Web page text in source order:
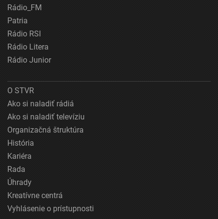
Rádio_FM
Patria
Rádio RSI
Rádio Litera
Rádio Junior
O STVR
Ako si naladiť rádiá
Ako si naladiť televíziu
Organizačná štruktúra
História
Kariéra
Rada
Úhrady
Kreatívne centrá
Vyhlásenie o prístupnosti